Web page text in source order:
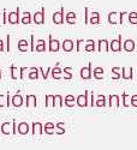
de la
través de